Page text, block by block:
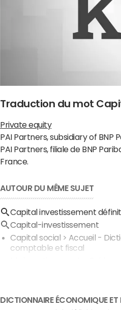
Traduction du mot
Private equity
PAI Partners, subsidiary of BNP
PAI Partners, filiale de BNP
France.
AUTOUR DU MÊME SUJET
Capital investissement
Capital-investissement
Capital social > Accueil -
comptable et fiscal
DICTIONNAIRE ÉCONOMIQUE ET